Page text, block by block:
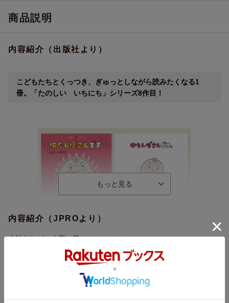
商品説明
内容紹介（出版社より）
こどもたちとくっつき、ぎゅっとしながら読みたくなる1
冊。「たのしい いちにち」シリーズ8作目！
内容紹介（JPROより）
木枯らしがふく寒い日。
ゆたんぽさんは自分でお湯を入れて、ちくちく手編みしたセータ
ーを着て、外に出かけました。
「いらっしゃいませ〜 ゆたんぽ ぽかぽか いかがですか〜」